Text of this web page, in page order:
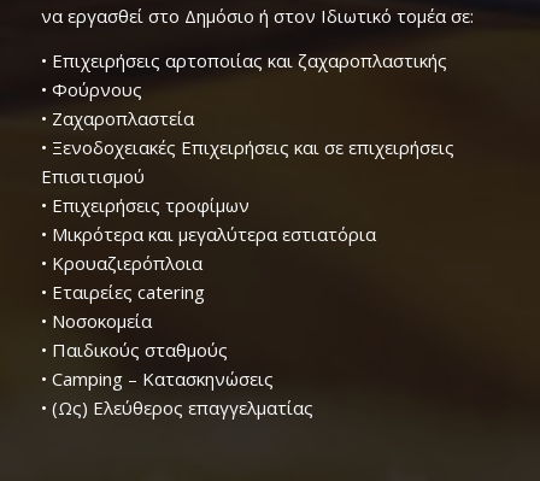
να εργασθεί στο Δημόσιο ή στον Ιδιωτικό τομέα σε:
• Επιχειρήσεις αρτοποιίας και ζαχαροπλαστικής
• Φούρνους
• Ζαχαροπλαστεία
• Ξενοδοχειακές Επιχειρήσεις και σε επιχειρήσεις
Επισιτισμού
• Επιχειρήσεις τροφίμων
• Μικρότερα και μεγαλύτερα εστιατόρια
• Κρουαζιερόπλοια
• Εταιρείες catering
• Νοσοκομεία
• Παιδικούς σταθμούς
• Camping – Κατασκηνώσεις
• (Ως) Ελεύθερος επαγγελματίας